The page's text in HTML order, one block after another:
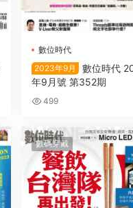
數位時代
2023年9月
數位時代
年9月號 第352期
499
數碼穿戴